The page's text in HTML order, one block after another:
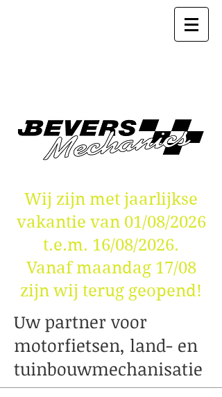
Wij zijn met jaarlijkse
vakantie van 01/08/2026
t.e.m. 16/08/2026.
Vanaf maandag 17/08
zijn wij terug geopend!
Uw partner voor
motorfietsen, land- en
tuinbouwmechanisatie